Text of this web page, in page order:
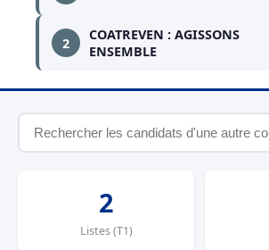
2
COATREVEN : AGISSONS
ENSEMBLE
2
Listes (T1)